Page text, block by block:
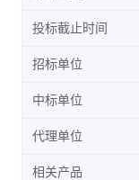
程(一期)
投标截止时间
招标单位
中标单位
代理单位
相关产品